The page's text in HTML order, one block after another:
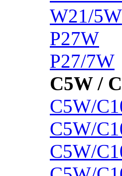
W21/5W
P27W
P27/7W
C5W /
C5W/
C5W/
C5W/